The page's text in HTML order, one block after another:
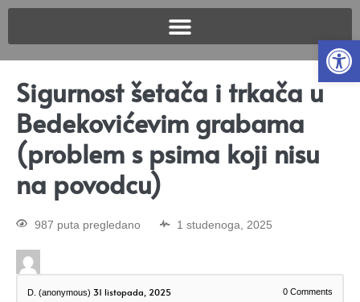
Sigurnost šetača i trkača u
Bedekovićevim grabama
(problem s psima koji nisu
na povodcu)
987 puta pregledano 1 studenoga, 2025
D. (anonymous) 31 listopada, 2025 0 Comments